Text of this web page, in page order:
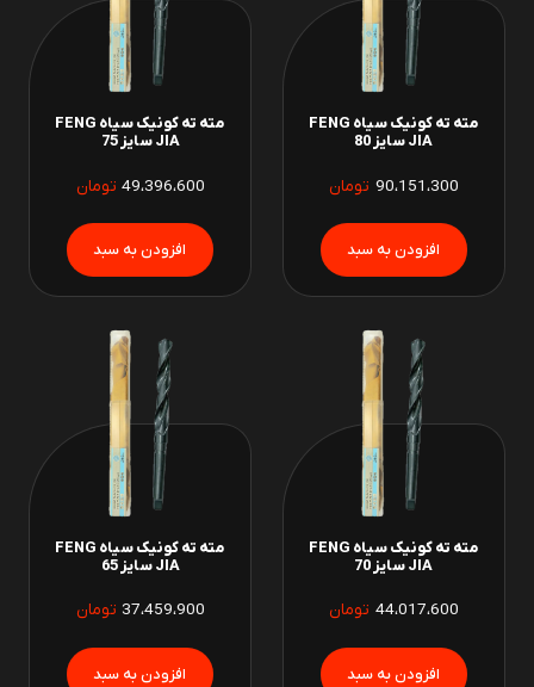
مته ته کونیک سیاه FENG
JIA سایز 80
90،151،300 تومان
مته ته کونیک سیاه FENG
JIA سایز 75
49،396،600 تومان
مته ته کونیک سیاه FENG
JIA سایز 70
44،017،600 تومان
مته ته کونیک سیاه FENG
JIA سایز 65
37،459،900 تومان